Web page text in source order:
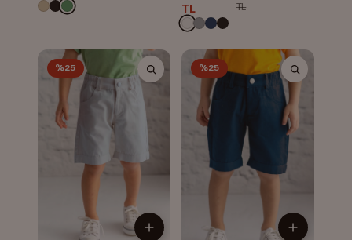
TL
TL
%25 %25